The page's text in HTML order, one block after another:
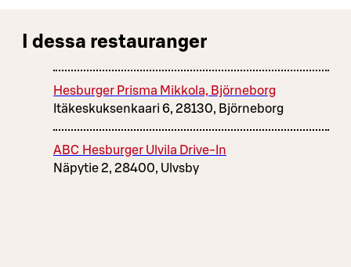
I dessa restauranger
Hesburger Prisma Mikkola, Björneborg
Itäkeskuksenkaari 6, 28130, Björneborg
ABC Hesburger Ulvila Drive-In
Näpytie 2, 28400, Ulvsby